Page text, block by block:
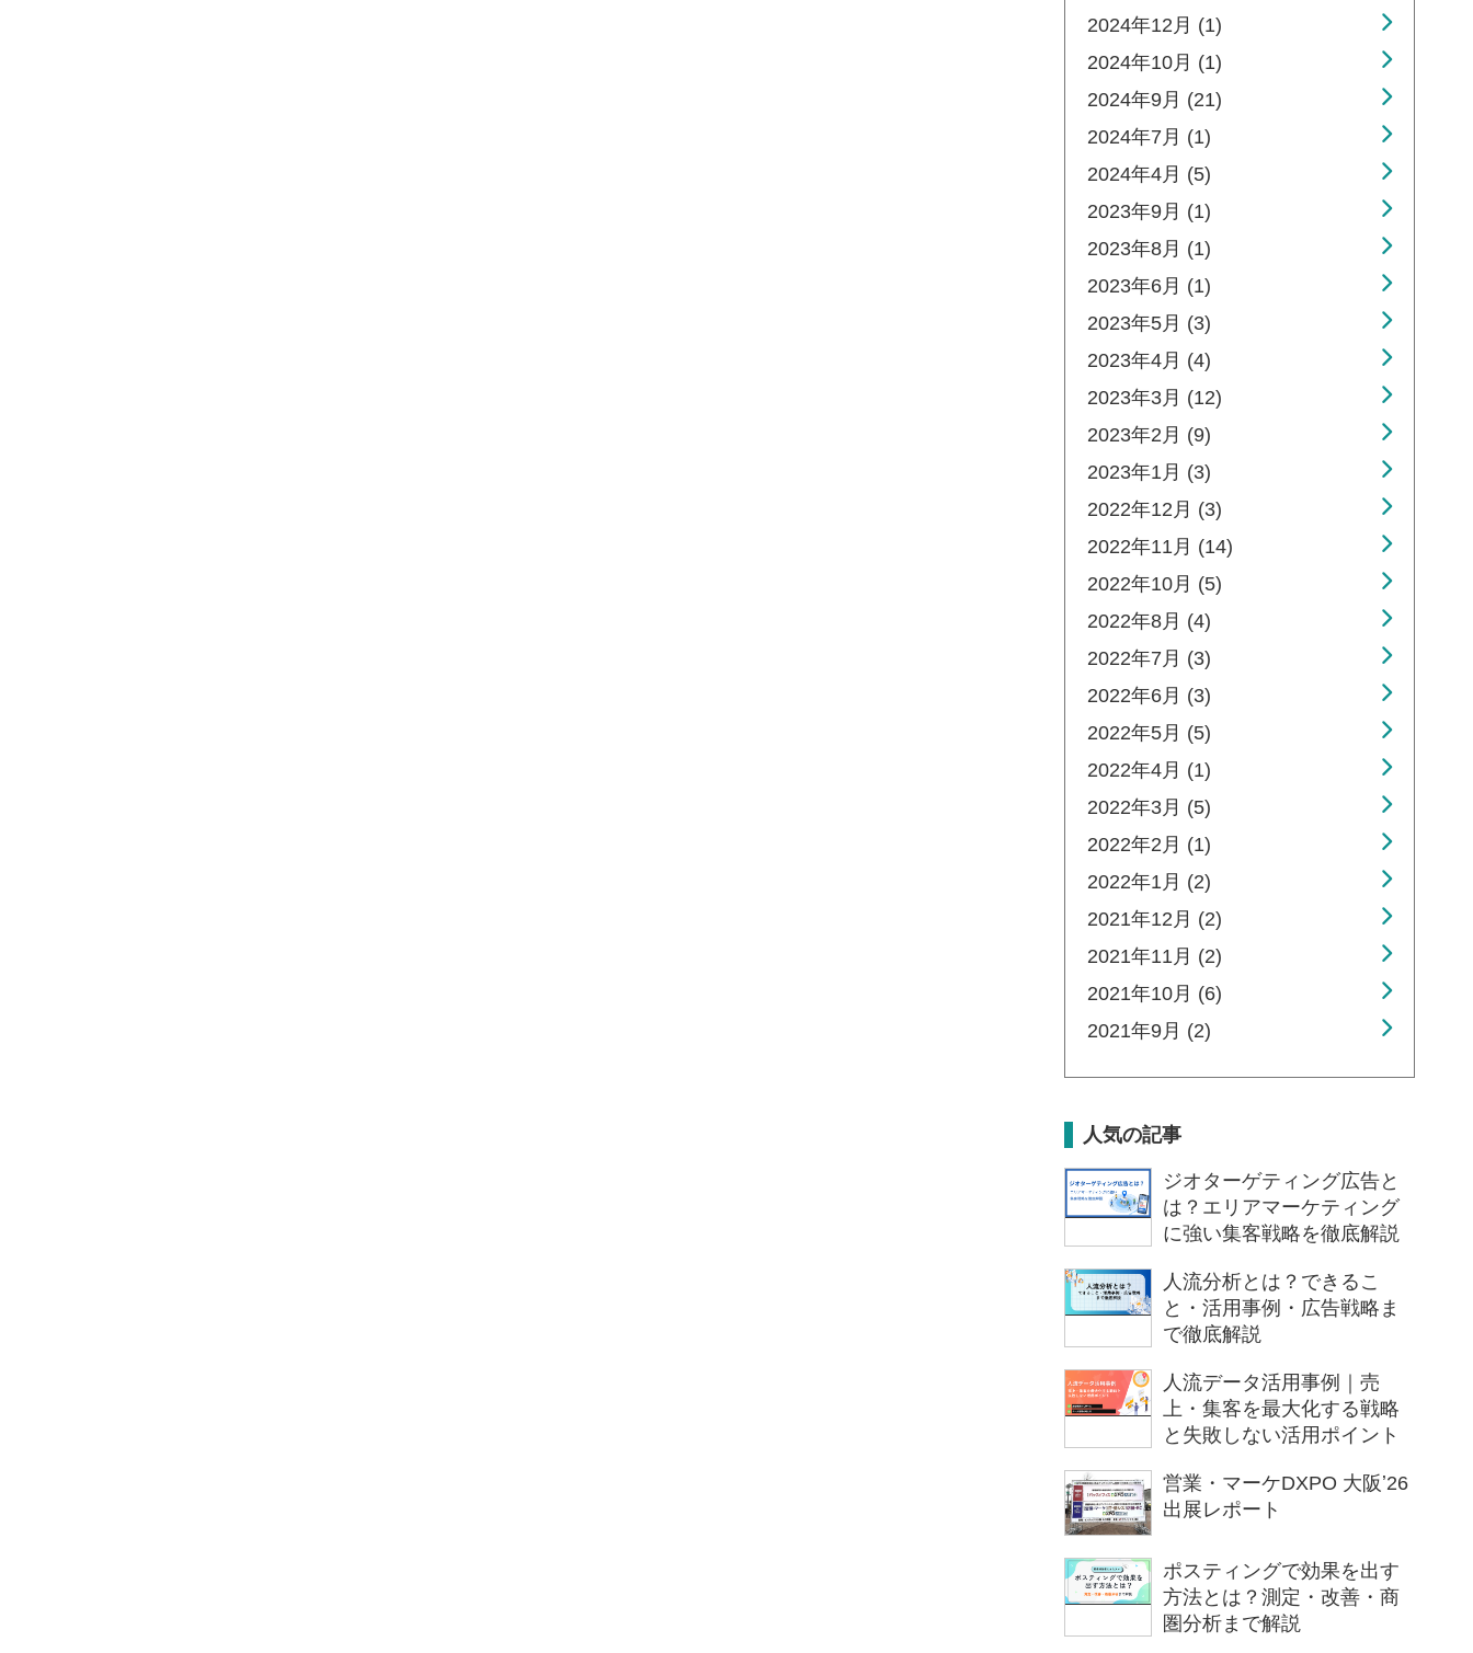
2024年12月 (1)
2024年10月 (1)
2024年9月 (21)
2024年7月 (1)
2024年4月 (5)
2023年9月 (1)
2023年8月 (1)
2023年6月 (1)
2023年5月 (3)
2023年4月 (4)
2023年3月 (12)
2023年2月 (9)
2023年1月 (3)
2022年12月 (3)
2022年11月 (14)
2022年10月 (5)
2022年8月 (4)
2022年7月 (3)
2022年6月 (3)
2022年5月 (5)
2022年4月 (1)
2022年3月 (5)
2022年2月 (1)
2022年1月 (2)
2021年12月 (2)
2021年11月 (2)
2021年10月 (6)
2021年9月 (2)
人気の記事
ジオターゲティング広告と
は？エリアマーケティング
に強い集客戦略を徹底解説
人流分析とは？できるこ
と・活用事例・広告戦略ま
で徹底解説
人流データ活用事例｜売
上・集客を最大化する戦略
と失敗しない活用ポイント
営業・マーケDXPO 大阪ʼ26
出展レポート
ポスティングで効果を出す
方法とは？測定・改善・商
圏分析まで解説